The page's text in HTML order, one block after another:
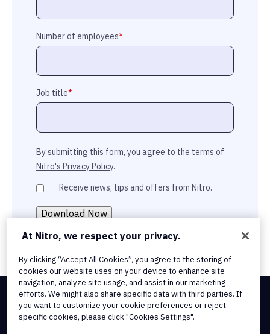
Number of employees*
Job title*
By submitting this form, you agree to the terms of
Nitro's Privacy Policy.
Receive news, tips and offers from Nitro.
Integrations & API Connectivity
Terms of Service
At Nitro, we respect your privacy.
By clicking “Accept All Cookies”, you agree to the storing of
cookies our website uses on your device to enhance site
navigation, analyze site usage, and assist in our marketing
efforts. We might also share specific data with third parties. If
you want to customize your cookie preferences or reject
specific cookies, please click "Cookies Settings".